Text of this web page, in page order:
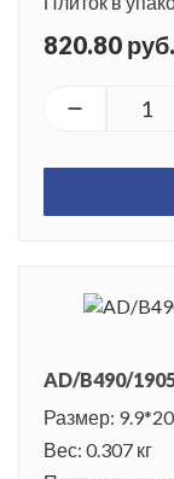
820.80 руб.
AD/B490/
Размер:
Вес: 0.307 кг